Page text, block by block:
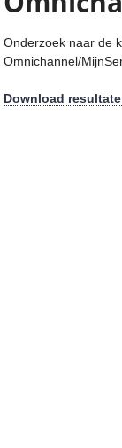
Onderzoek naar de
Omnichannel/
Download